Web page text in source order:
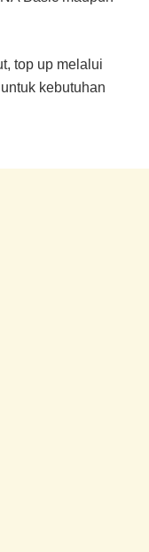
top up melalui
kebutuhan